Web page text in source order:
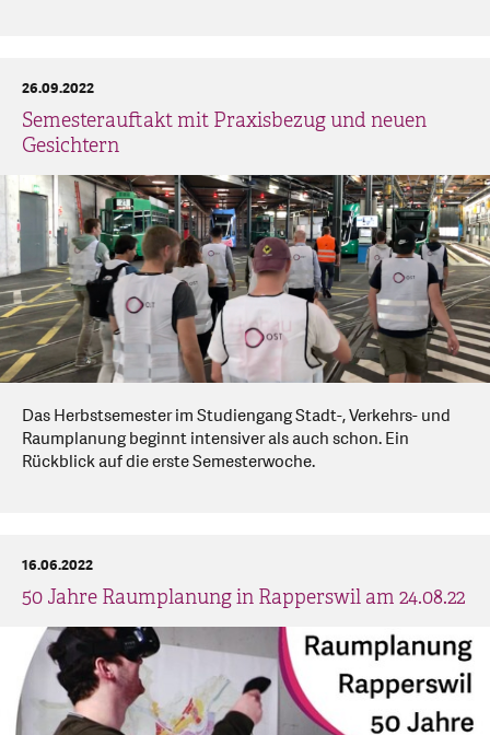
Semesterauftakt mit Praxisbezug und neuen
Gesichtern
26.09.2022
Das Herbstsemester im Studiengang Stadt-, Verkehrs- und
Raumplanung beginnt intensiver als auch schon. Ein
Rückblick auf die erste Semesterwoche.
50 Jahre Raumplanung in Rapperswil am 24.08.22
16.06.2022